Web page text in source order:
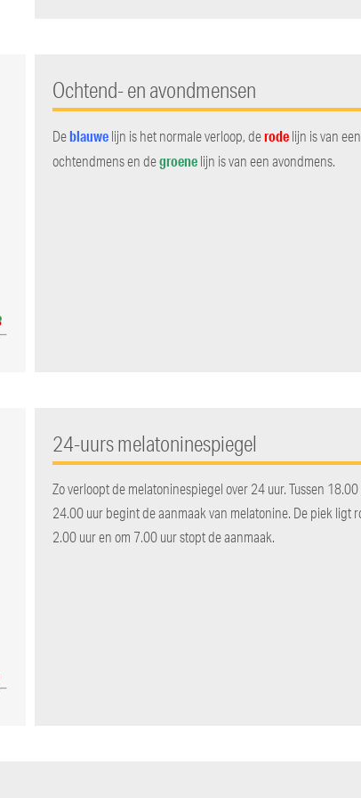
Ochtend- en avondmensen
Deblauwe lijn is het normale verloop, derode lijn is van een
ochtendmens en degroene lijn is van een avondmens.
24-uurs melatoninespiegel
Zo verloopt de melatoninespiegel over 24 uur. Tussen
24.00 uur begint de aanmaak van melatonine. De piek ligt
2.00 uur en om 7.00 uur stopt de aanmaak.